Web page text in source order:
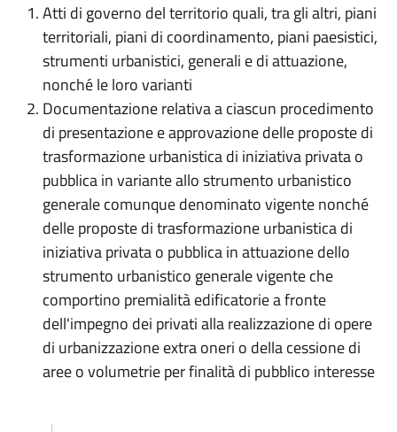
Atti di governo del territorio quali, tra gli altri, piani
territoriali, piani di coordinamento, piani paesistici,
strumenti urbanistici, generali e di attuazione,
nonché le loro varianti
Documentazione relativa a ciascun procedimento
di presentazione e approvazione delle proposte di
trasformazione urbanistica di iniziativa privata o
pubblica in variante allo strumento urbanistico
generale comunque denominato vigente nonché
delle proposte di trasformazione urbanistica di
iniziativa privata o pubblica in attuazione dello
strumento urbanistico generale vigente che
comportino premialità edificatorie a fronte
dell'impegno dei privati alla realizzazione di opere
di urbanizzazione extra oneri o della cessione di
aree o volumetrie per finalità di pubblico interesse